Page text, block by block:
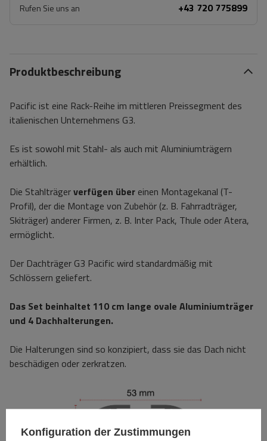
Rufen Sie uns an +43 720 775899
Produktbeschreibung
Pacific ist eine Rack-Reihe im mittleren Preissegment des
italienischen Unternehmens G3.
Es ist sowohl mit Stahl- als auch mit Aluminiumträgern
erhältlich.
Die Stahlträgerverfügen über einen Montagekanal (T-
Profil), der die Montage von Zubehör (z. B. Fahrradträger,
Skiträger) anderer Firmen, z. B. Inter Pack, Thule oder Atera,
ermöglicht.
Der Dachträger G3 Pacific wird standardmäßig mit
Schlössern geliefert.
Das Set beinhaltet 110 cm lange ovale Aluminiumträger
und 4 Dachhalterungen.
Die Halterungen sind so konzipiert, dass sie das Dach nicht
beschädigen oder zerkratzen.
Konfiguration der Zustimmungen